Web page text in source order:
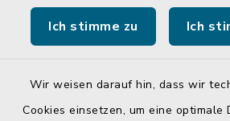
Ich stimme zu Ich
Wir weisen darauf hin, dass wir
Cookies einsetzen, um eine
Landratsamt Mühldorf a. Inn